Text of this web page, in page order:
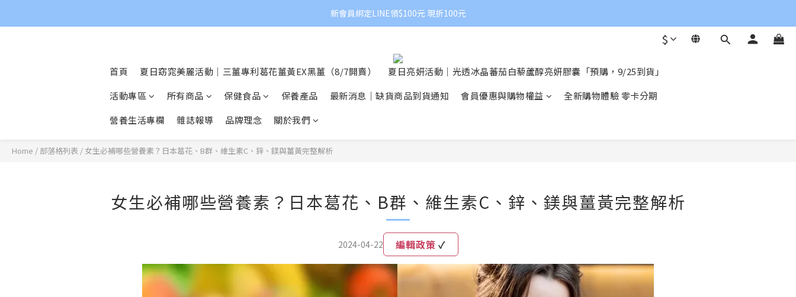
新會員綁定LINE領$100元 現折100元
$
首頁 夏日窈窕美麗活動｜三薑專利葛花薑黃EX黑薑（8/7開賣）
夏日亮妍活動｜光透冰晶蕃茄白藜蘆醇亮妍膠囊「預購，9/25到貨」
活動專區
所有商品 保健食品 保養產品 最新消息｜缺貨商品到貨通知 會員優惠與購物權益
全新購物體驗 零卡分期
營養生活專欄
雜誌報導 品牌理念 關於我們
Home / 部落格列表 / 女生必補哪些營養素？日本葛花、B群、維生素C、鋅、鎂與薑黃完整解析
女生必補哪些營養素？日本葛花、B群、維生素C、鋅、鎂與薑黃完整解析
2024-04-22 編輯政策 ✓